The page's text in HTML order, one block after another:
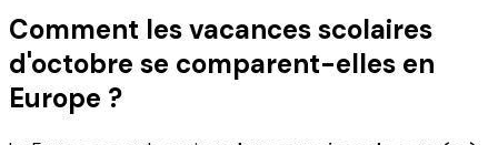
Comment les vacances scolaires
d'octobre se comparent-elles en
Europe ?